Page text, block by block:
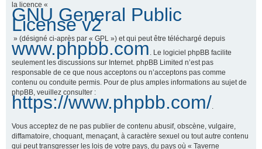
la licence «
GNU General Public
License v2
» (désigné ci-après par « GPL ») et qui peut être téléchargé depuis
www.phpbb.com . Le logiciel phpBB facilite
seulement les discussions sur Internet. phpBB Limited n’est pas
responsable de ce que nous acceptons ou n’acceptons pas comme
contenu ou conduite permis. Pour de plus amples informations au sujet de
phpBB, veuillez consulter :
https://www.phpbb.com/.
Vous acceptez de ne pas publier de contenu abusif, obscène, vulgaire,
diffamatoire, choquant, menaçant, à caractère sexuel ou tout autre contenu
qui peut transgresser les lois de votre pays, du pays où « Taverne